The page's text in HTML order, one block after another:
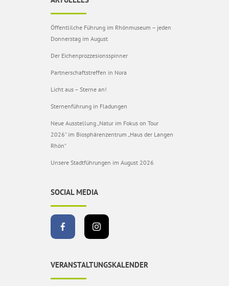
Öffentlilche Führung im Rhönmuseum – jeden
Donnerstag im August
Der Eichenprozzesionsspinner
Partnerschaftstreffen in Nora
Licht aus – Sterne an!
Sternenführung in Fladungen
Neue Ausstellung „Natur im Fokus on Tour
2026“ im Biosphärenzentrum „Haus der Langen
Rhön“
Unsere Stadtführungen im August 2026
SOCIAL MEDIA
VERANSTALTUNGSKALENDER